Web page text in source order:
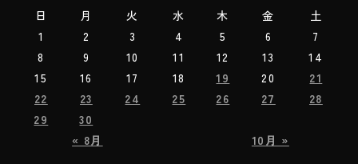
日
月 火 水 木 金 土
« 8月 10月 »
1 2 3 4 5 6
7
8
9 10 11 12 13
14
15
16 17 18 19 20
21
22
23 24 25 26 27
28
29
30